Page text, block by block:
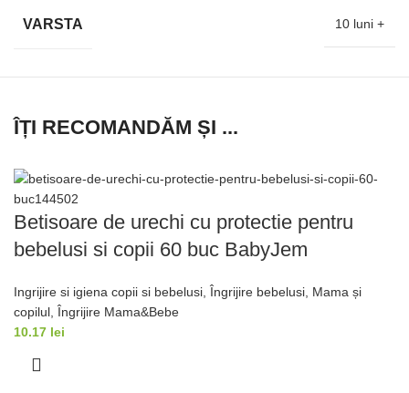
VARSTA 10 luni +
ÎȚI RECOMANDĂM ȘI ...
Betisoare de urechi cu protectie pentru
bebelusi si copii 60 buc BabyJem
Ingrijire si igiena copii si bebelusi, Îngrijire bebelusi, Mama și
copilul, Îngrijire Mama&Bebe
10.17 lei